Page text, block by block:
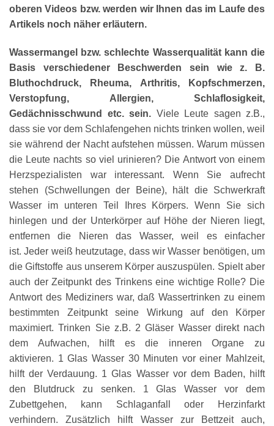
oberen Videos bzw. werden wir Ihnen das im Laufe des
Artikels noch näher erläutern.
Wassermangel bzw. schlechte Wasserqualität kann die
Basis verschiedener Beschwerden sein wie z. B.
Bluthochdruck, Rheuma, Arthritis, Kopfschmerzen,
Verstopfung, Allergien, Schlaflosigkeit,
Gedächnisschwund etc. sein. Viele Leute sagen z.B.,
dass sie vor dem Schlafengehen nichts trinken wollen, weil
sie während der Nacht aufstehen müssen. Warum müssen
die Leute nachts so viel urinieren? Die Antwort von einem
Herzspezialisten war interessant. Wenn Sie aufrecht
stehen (Schwellungen der Beine), hält die Schwerkraft
Wasser im unteren Teil Ihres Körpers. Wenn Sie sich
hinlegen und der Unterkörper auf Höhe der Nieren liegt,
entfernen die Nieren das Wasser, weil es einfacher
ist. Jeder weiß heutzutage, dass wir Wasser benötigen, um
die Giftstoffe aus unserem Körper auszuspülen. Spielt aber
auch der Zeitpunkt des Trinkens eine wichtige Rolle? Die
Antwort des Mediziners war, daß Wassertrinken zu einem
bestimmten Zeitpunkt seine Wirkung auf den Körper
maximiert. Trinken Sie z.B. 2 Gläser Wasser direkt nach
dem Aufwachen, hilft es die inneren Organe zu
aktivieren. 1 Glas Wasser 30 Minuten vor einer Mahlzeit,
hilft der Verdauung. 1 Glas Wasser vor dem Baden, hilft
den Blutdruck zu senken. 1 Glas Wasser vor dem
Zubettgehen, kann Schlaganfall oder Herzinfarkt
verhindern. Zusätzlich hilft Wasser zur Bettzeit auch,